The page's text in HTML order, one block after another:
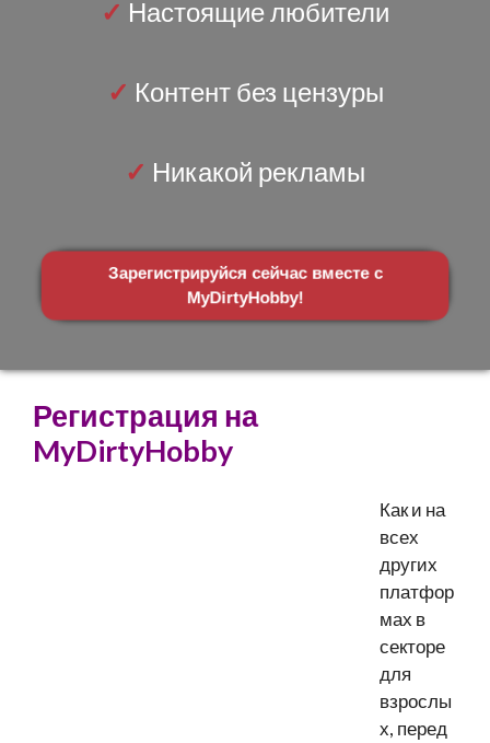
✓ Настоящие любители
✓ Контент без цензуры
✓ Никакой рекламы
Зарегистрируйся сейчас вместе с
MyDirtyHobby!
Регистрация на
MyDirtyHobby
Как и на
всех
других
платфор
мах в
секторе
для
взрослы
х, перед